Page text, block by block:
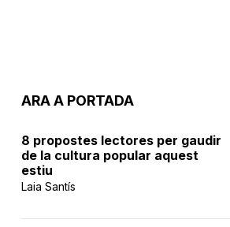
ARA A PORTADA
8 propostes lectores per gaudir
de la cultura popular aquest
estiu
Laia Santís